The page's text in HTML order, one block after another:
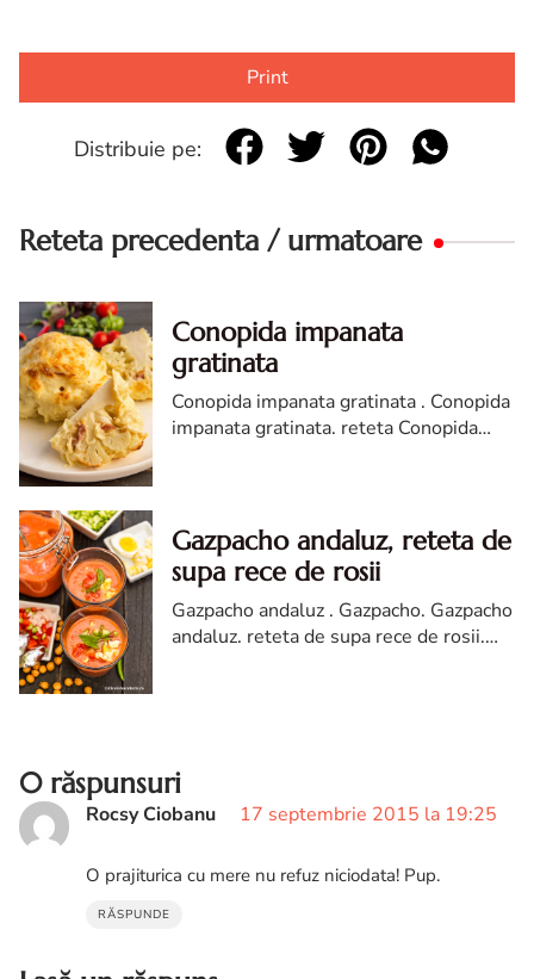
Print
Distribuie pe:
Reteta precedenta / urmatoare
Conopida impanata
gratinata
Conopida impanata gratinata . Conopida
impanata gratinata. reteta Conopida
Gazpacho andaluz, reteta de
supa rece de rosii
Gazpacho andaluz . Gazpacho. Gazpacho
andaluz. reteta de supa rece de rosii.
0 răspunsuri
Rocsy Ciobanu 17 septembrie 2015 la 19:25
O prajiturica cu mere nu refuz niciodata! Pup.
RĂSPUNDE